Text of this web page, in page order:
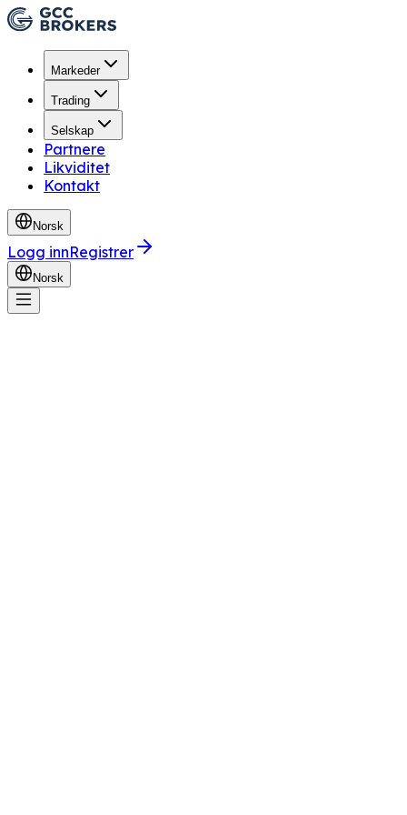
Markeder
Trading
Selskap
Partnere
Likviditet
Kontakt
Norsk
Logg innRegistrer
Norsk